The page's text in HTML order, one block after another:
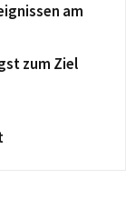
am
zum Ziel